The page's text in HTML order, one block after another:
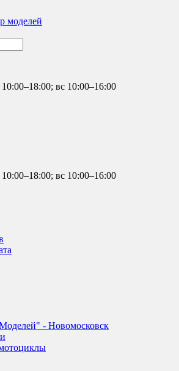
вс 10:00–16:00
вс 10:00–16:00
- Новомосковск